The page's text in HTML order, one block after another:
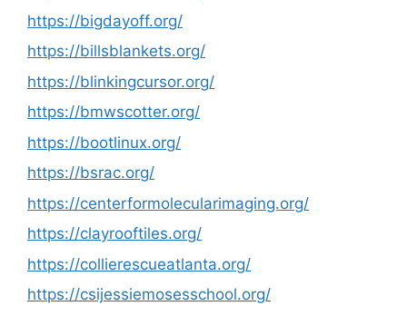
https://bigdayoff.org/
https://billsblankets.org/
https://blinkingcursor.org/
https://bmwscotter.org/
https://bootlinux.org/
https://bsrac.org/
https://centerformolecularimaging.org/
https://clayrooftiles.org/
https://collierescueatlanta.org/
https://csijessiemosesschool.org/